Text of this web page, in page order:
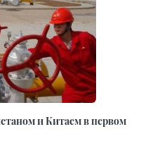
и Китаем в первом